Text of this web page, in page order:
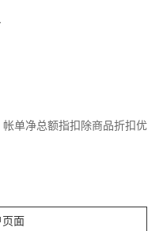
单净总额指扣除商品折扣优
面